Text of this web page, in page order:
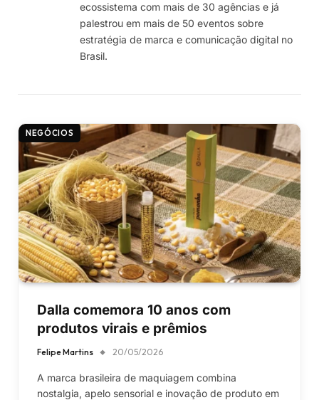
ecossistema com mais de 30 agências e já
palestrou em mais de 50 eventos sobre
estratégia de marca e comunicação digital no
Brasil.
NEGÓCIOS
Dalla comemora 10 anos com
produtos virais e prêmios
Felipe Martins 20/05/2026
A marca brasileira de maquiagem combina
nostalgia, apelo sensorial e inovação de produto em